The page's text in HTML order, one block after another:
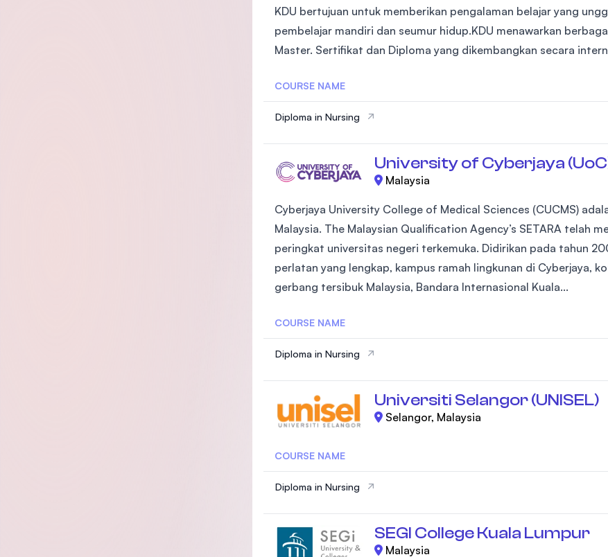
KDU bertujuan untuk memberikan pengalaman belajar yang
pembelajar mandiri dan seumur hidup.KDU menawarkan
Master. Sertifikat dan Diploma yang dikembangkan secara
COURSE NAME
Diploma in Nursing
University of Cyberjaya
Malaysia
Cyberjaya University College of Medical Sciences (CUCMS)
Malaysia. The Malaysian Qualification Agency’s SETARA telah
peringkat universitas negeri terkemuka. Didirikan pada tahun
perlatan yang lengkap, kampus ramah lingkunan di Cyberjaya,
gerbang tersibuk Malaysia, Bandara Internasional Kuala...
COURSE NAME
Diploma in Nursing
Universiti Selangor (UNISEL)
Selangor, Malaysia
COURSE NAME
Diploma in Nursing
SEGI College Kuala Lumpur
Malaysia